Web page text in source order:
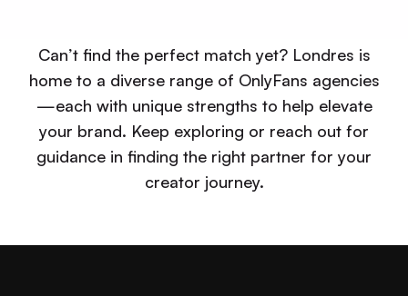
Can’t find the perfect match yet? Londres is
home to a diverse range of OnlyFans agencies
—each with unique strengths to help elevate
your brand. Keep exploring or reach out for
guidance in finding the right partner for your
creator journey.